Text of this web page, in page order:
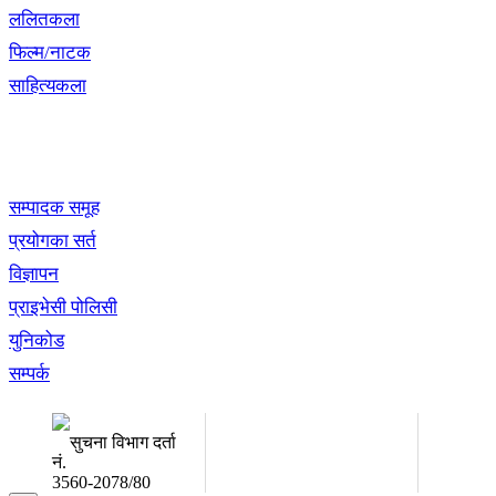
ललितकला
फिल्म/नाटक
साहित्यकला
सम्पादक समूह
प्रयोगका सर्त
विज्ञापन
प्राइभेसी पोलिसी
युनिकोड
सम्पर्क
सुचना विभाग दर्ता
नं.
3560-2078/80